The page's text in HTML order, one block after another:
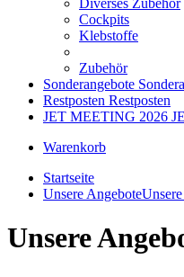
Diverses Zubehör
Cockpits
Klebstoffe
Zubehör
Sonderangebote
Restposten Restposten
JET MEETING 2026
Warenkorb
Startseite
Unsere Angebote
Unsere